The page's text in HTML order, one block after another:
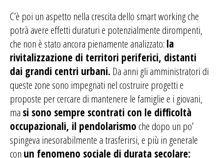
C’è poi un aspetto nella crescita dello smart working che
potrà avere effetti duraturi e potenzialmente dirompenti,
che non è stato ancora pienamente analizzato: la
rivitalizzazione di territori periferici, distanti
dai grandi centri urbani. Da anni gli amministratori di
queste zone sono impegnati nel costruire progetti e
proposte per cercare di mantenere le famiglie e i giovani,
ma si sono sempre scontrati con le difficoltà
occupazionali, il pendolarismo che dopo un po’
spingeva inesorabilmente a trasferirsi, e più in generale
con un fenomeno sociale di durata secolare: